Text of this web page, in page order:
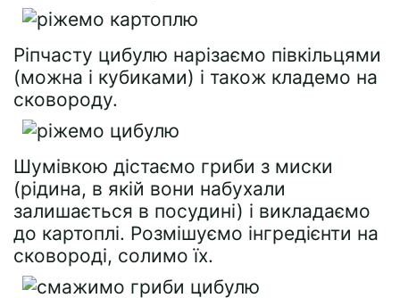
Ріпчасту цибулю нарізаємо півкільцями
(можна і кубиками) і також кладемо на
сковороду.
Шумівкою дістаємо гриби з миски
(рідина, в якій вони набухали
залишається в посудині) і викладаємо
до картоплі. Розмішуємо інгредієнти на
сковороді, солимо їх.